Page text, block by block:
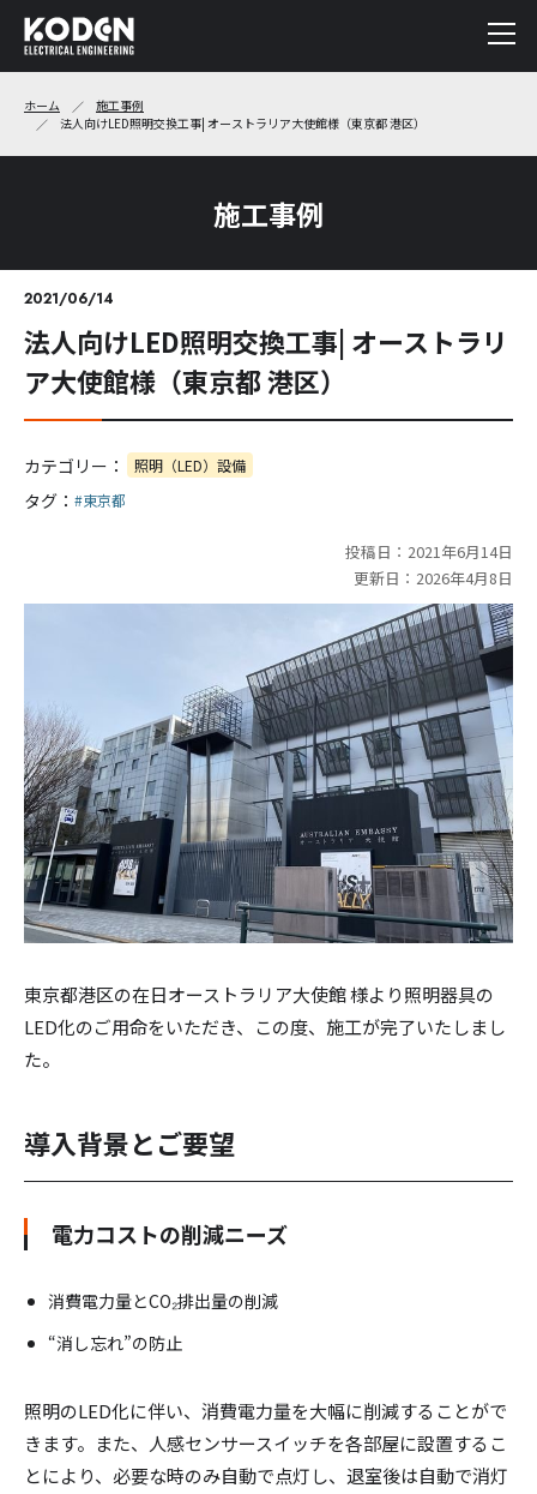
ホーム
施工事例
法人向けLED照明交換工事| オーストラリア大使館様（東京都 港区）
施工事例
2021/06/14
法人向けLED照明交換工事| オーストラリ
ア大使館様（東京都 港区）
カテゴリー： 照明（LED）設備
タグ： #東京都
投稿日：2021年6月14日
更新日：2026年4月8日
東京都港区の在日オーストラリア大使館 様より照明器具の
LED化のご用命をいただき、この度、施工が完了いたしまし
た。
導入背景とご要望
電力コストの削減ニーズ
消費電力量とCO₂排出量の削減
“消し忘れ”の防止
照明のLED化に伴い、消費電力量を大幅に削減することがで
きます。また、人感センサースイッチを各部屋に設置するこ
とにより、必要な時のみ自動で点灯し、退室後は自動で消灯